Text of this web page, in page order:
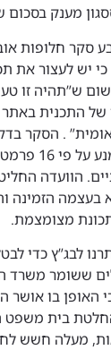
בסכום של 72 מיליון
סקר חלופות
יש לעצור את
ש”תהיה זו
של התכנית באתר
. הסקר
למלונאות
הוועדה
בעצמה
מצומצמת.
2011 עתרנו לבג”ץ
ששומר משרד
האופן בו אושר
בית משפט
מעלה חשש